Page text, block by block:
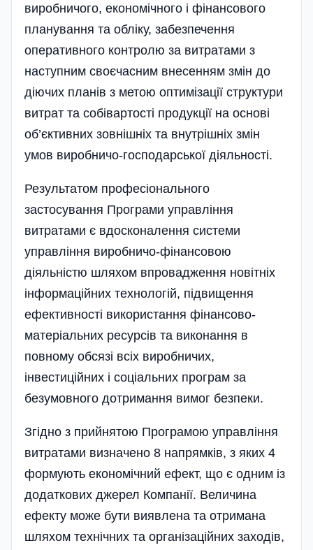
виробничого, економічного і фінансового
планування та обліку, забезпечення
оперативного контролю за витратами з
наступним своєчасним внесенням змін до
діючих планів з метою оптимізації структури
витрат та собівартості продукції на основі
об’єктивних зовнішніх та внутрішніх змін
умов виробничо-господарської діяльності.
Результатом професіонального
застосування Програми управління
витратами є вдосконалення системи
управління виробничо-фінансовою
діяльністю шляхом впрова­дження новітніх
інформаційних технологій, підвищення
ефективності використання фінансово-
матеріальних ресурсів та виконання в
повному обсязі всіх виробничих,
інвестиційних і соціальних програм за
безумовного дотримання вимог безпеки.
Згідно з прийнятою Програмою управління
витратами визначено 8 напрямків, з яких 4
формують економічний ефект, що є одним із
додаткових джерел Компанії. Величина
ефекту може бути виявлена та отримана
шляхом технічних та організаційних заходів,